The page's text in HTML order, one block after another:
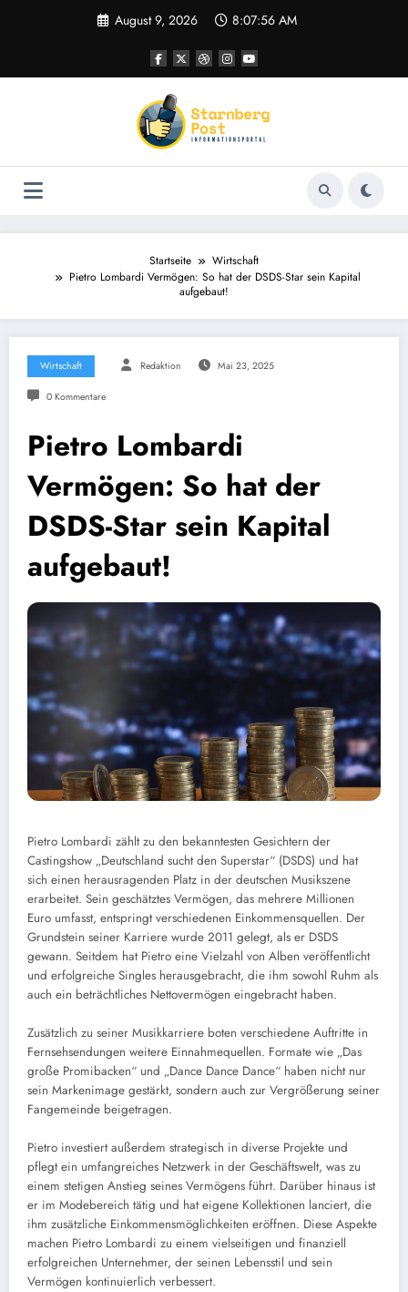
August 9, 2026 8:07:56 AM
Startseite
Wirtschaft
Pietro Lombardi Vermögen: So hat der DSDS-Star sein Kapital
aufgebaut!
Wirtschaft Redaktion Mai 23, 2025
0 Kommentare
Pietro Lombardi
Vermögen: So hat der
DSDS-Star sein Kapital
aufgebaut!
Pietro Lombardi zählt zu den bekanntesten Gesichtern der
Castingshow „Deutschland sucht den Superstar“ (DSDS) und hat
sich einen herausragenden Platz in der deutschen Musikszene
erarbeitet. Sein geschätztes Vermögen, das mehrere Millionen
Euro umfasst, entspringt verschiedenen Einkommensquellen. Der
Grundstein seiner Karriere wurde 2011 gelegt, als er DSDS
gewann. Seitdem hat Pietro eine Vielzahl von Alben veröffentlicht
und erfolgreiche Singles herausgebracht, die ihm sowohl Ruhm als
auch ein beträchtliches Nettovermögen eingebracht haben.
Zusätzlich zu seiner Musikkarriere boten verschiedene Auftritte in
Fernsehsendungen weitere Einnahmequellen. Formate wie „Das
große Promibacken“ und „Dance Dance Dance“ haben nicht nur
sein Markenimage gestärkt, sondern auch zur Vergrößerung seiner
Fangemeinde beigetragen.
Pietro investiert außerdem strategisch in diverse Projekte und
pflegt ein umfangreiches Netzwerk in der Geschäftswelt, was zu
einem stetigen Anstieg seines Vermögens führt. Darüber hinaus ist
er im Modebereich tätig und hat eigene Kollektionen lanciert, die
ihm zusätzliche Einkommensmöglichkeiten eröffnen. Diese Aspekte
machen Pietro Lombardi zu einem vielseitigen und finanziell
erfolgreichen Unternehmer, der seinen Lebensstil und sein
Vermögen kontinuierlich verbessert.